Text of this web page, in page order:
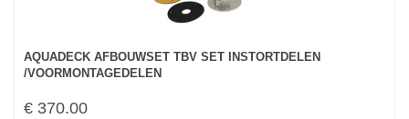
AQUADECK AFBOUWSET TBV SET INSTORTDELEN
/VOORMONTAGEDELEN
€ 370.00